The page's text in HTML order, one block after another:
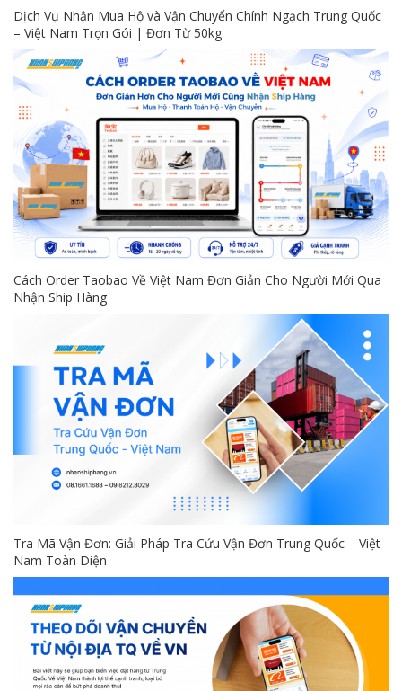
Dịch Vụ Nhận Mua Hộ và Vận Chuyển Chính Ngạch Trung Quốc
– Việt Nam Trọn Gói | Đơn Từ 50kg
Cách Order Taobao Về Việt Nam Đơn Giản Cho Người Mới Qua
Nhận Ship Hàng
Tra Mã Vận Đơn: Giải Pháp Tra Cứu Vận Đơn Trung Quốc – Việt
Nam Toàn Diện